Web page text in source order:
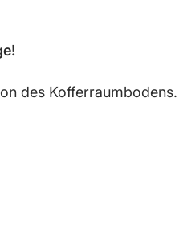
des Kofferraumbodens.